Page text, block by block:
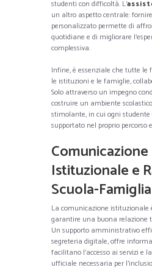
studenti con difficoltà. L’
un altro aspetto centrale:
personalizzato permette di
quotidiane e di migliorare
complessiva.
Infine, è essenziale che tutte le
le istituzioni e le famiglie,
Solo attraverso un impegno
costruire un ambiente
stimolante, in cui ogni studente
supportato nel proprio percorso
Comunicazione
Istituzionale e
Scuola-Famiglia
La comunicazione
garantire una buona relazione
Un supporto amministrativo
segreteria digitale, offre
facilitano l’accesso ai servizi e
ufficiale necessaria per